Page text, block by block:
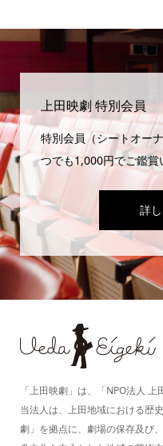
上田映劇 特別会員
特別会員（シートオー
つでも1,000円でご鑑賞
詳
「上田映劇」は、「NPO法人
当法人は、上田地域における歴
劇」を拠点に、劇場の保存及び